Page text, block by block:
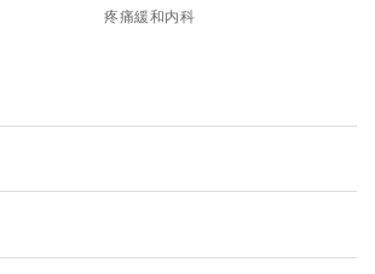
疼痛緩和内科